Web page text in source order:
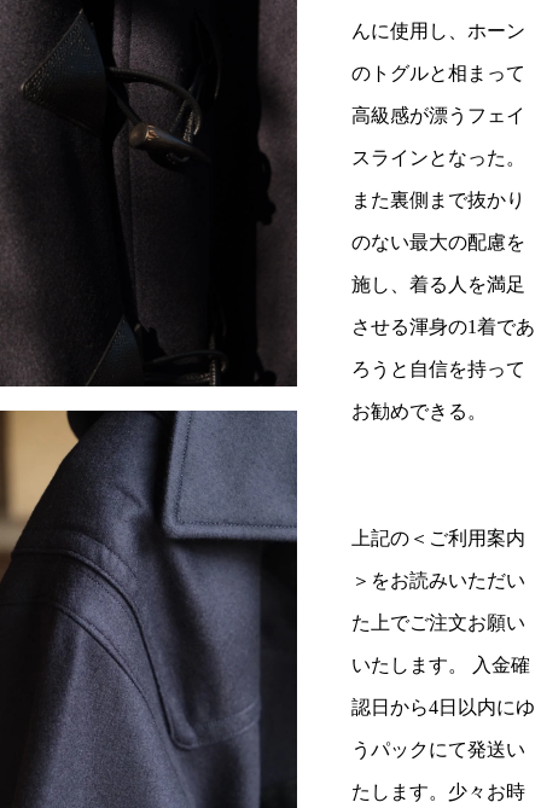
んに使用し、ホーン
のトグルと相まって
高級感が漂うフェイ
スラインとなった。
また裏側まで抜かり
のない最大の配慮を
施し、着る人を満足
させる渾身の1着であ
ろうと自信を持って
お勧めできる。
上記の＜ご利用案内
＞をお読みいただい
た上でご注文お願い
いたします。 入金確
認日から4日以内にゆ
うパックにて発送い
たします。少々お時